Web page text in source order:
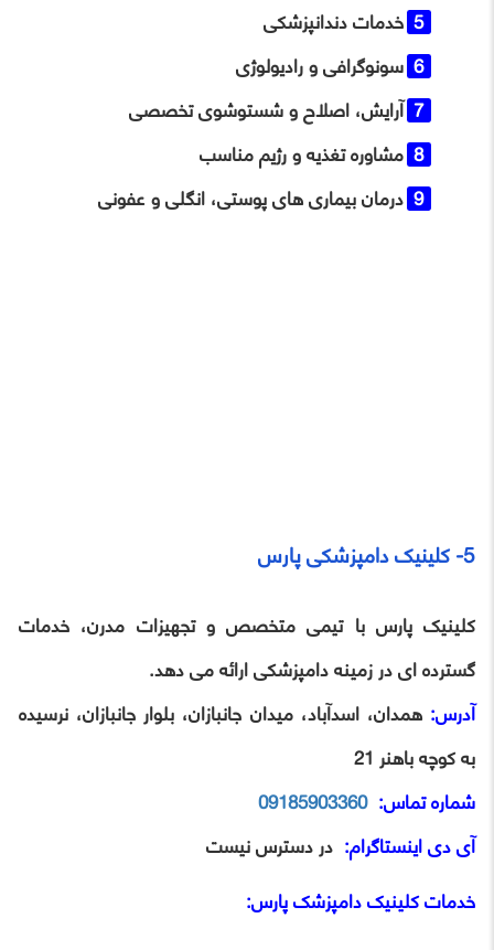
خدمات دندانپزشکی
سونوگرافی و رادیولوژی
آرایش، اصلاح و شستوشوی تخصصی
مشاوره تغذیه و رژیم مناسب
درمان بیماری‌ های پوستی، انگلی و عفونی
5- کلینیک دامپزشکی پارس
کلینیک پارس با تیمی متخصص و تجهیزات مدرن، خدمات
گسترده ‌ای در زمینه دامپزشکی ارائه می‌ دهد.
آدرس:همدان، اسدآباد، میدان جانبازان، بلوار جانبازان، نرسیده
به کوچه باهنر 21
شماره تماس: 09185903360
آی ‌دی اینستاگرام: در دسترس نیست
خدماتکلینیک دامپزشک پارس: